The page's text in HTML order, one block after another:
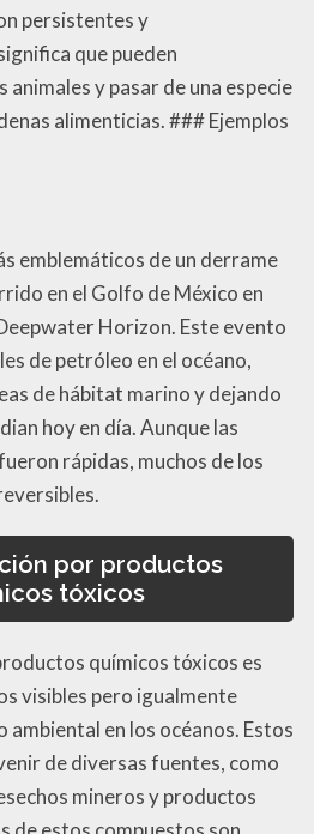
persistentes y
que pueden
y pasar de una especie
alimenticias. ### Ejemplos
emblemáticos de un derrame
en el Golfo de México en
Horizon. Este evento
de petróleo en el océano,
de hábitat marino y dejando
hoy en día. Aunque las
rápidas, muchos de los
por productos
tóxicos
químicos tóxicos es
visibles pero igualmente
en los océanos. Estos
de diversas fuentes, como
mineros y productos